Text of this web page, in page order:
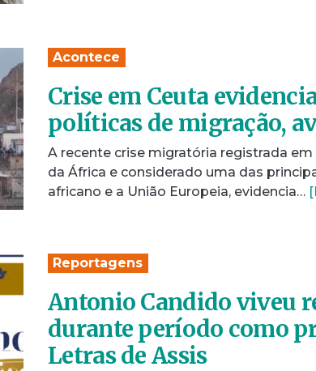
Acontece
Crise em Ceuta
políticas de migração,
A recente crise migratória registrada
da África e considerado uma das
africano e a União Europeia, evidencia…
Reportagens
Antonio Candido viveu
durante período como
Letras de Assis